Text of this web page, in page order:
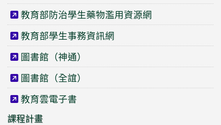
教育部防治學生藥物濫用資源網
教育部學生事務資訊網
圖書館（神通）
圖書館（全誼）
教育雲電子書
課程計畫